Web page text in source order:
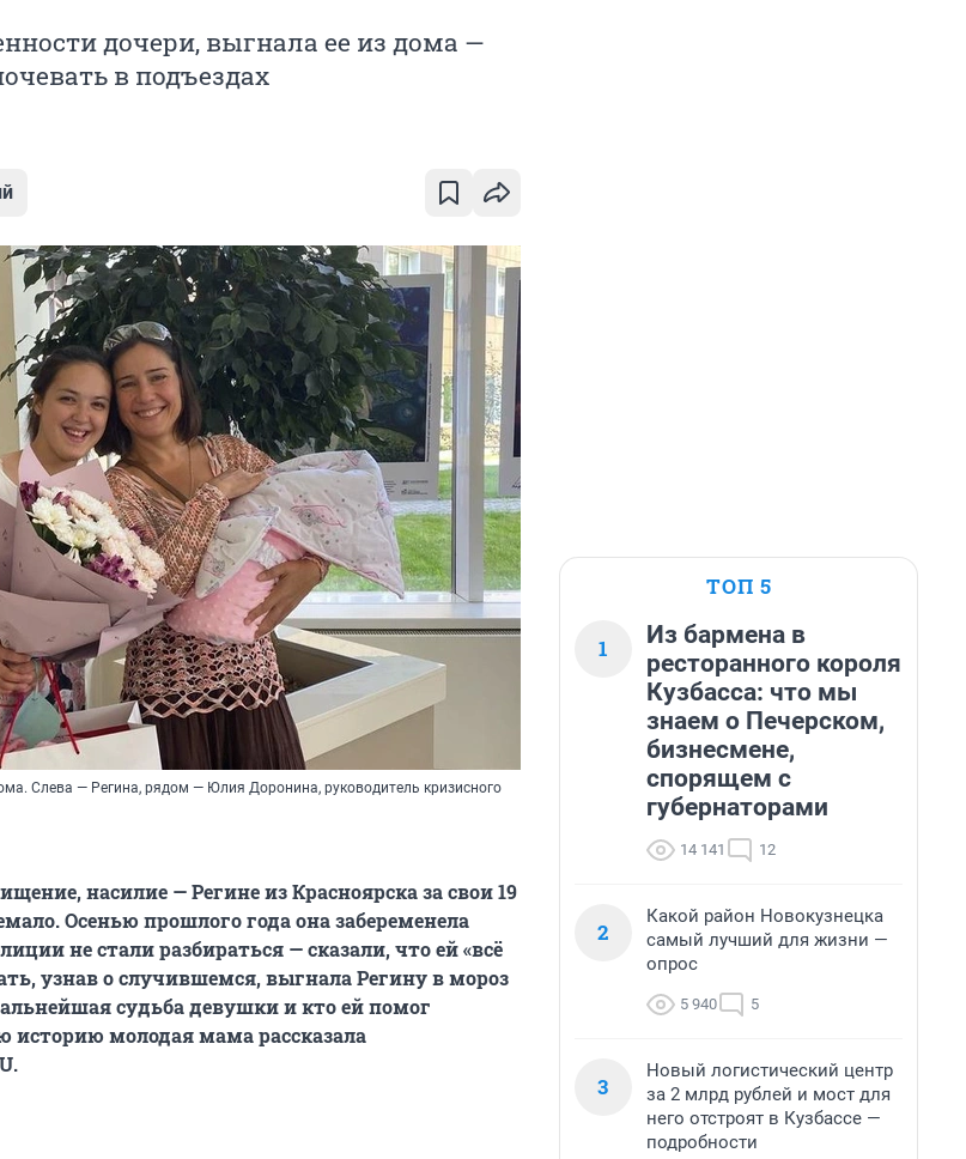
дочери, выгнала ее из дома —
в подъездах
Слева — Регина, рядом — Юлия Доронина, руководитель кризисного
насилие — Регине из Красноярска за свои 19
Осенью прошлого года она забеременела
не стали разбираться — сказали, что ей «всё
узнав о случившемся, выгнала Регину в мороз
судьба девушки и кто ей помог
историю молодая мама рассказала
ТОП 5
1
Из бармена в
ресторанного короля
Кузбасса: что мы
знаем о Печерском,
бизнесмене,
спорящем с
губернаторами
14 141 12
2
Какой район Новокузнецка
самый лучший для жизни —
опрос
5 940 5
3
Новый логистический центр
за 2 млрд рублей и мост для
него отстроят в Кузбассе —
подробности